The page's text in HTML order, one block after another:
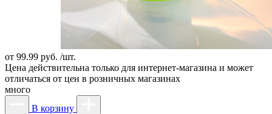
от 99.99 руб. /шт.
Цена действительна только для интернет-магазина и может
отличаться от цен в розничных магазинах
много
В корзину